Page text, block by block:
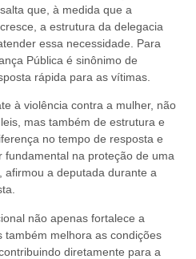
que, à medida que a
a estrutura da delegacia
essa necessidade. Para
Pública é sinônimo de
rápida para as vítimas.
à violência contra a mulher, não
mas também de estrutura e
no tempo de resposta e
fundamental na proteção de uma
afirmou a deputada durante a
não apenas fortalece a
também melhora as condições
diretamente para a